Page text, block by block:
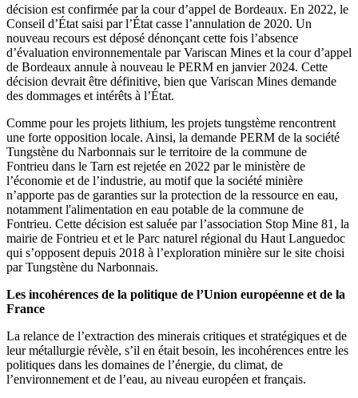
décision est confirmée par la cour d’appel de Bordeaux. En 2022, le
Conseil d’État saisi par l’État casse l’annulation de 2020. Un
nouveau recours est déposé dénonçant cette fois l’absence
d’évaluation environnementale par Variscan Mines et la cour d’appel
de Bordeaux annule à nouveau le PERM en janvier 2024. Cette
décision devrait être définitive, bien que Variscan Mines demande
des dommages et intérêts à l’État.
Comme pour les projets lithium, les projets tungstème rencontrent
une forte opposition locale. Ainsi, la demande PERM de la société
Tungstène du Narbonnais sur le territoire de la commune de
Fontrieu dans le Tarn est rejetée en 2022 par le ministère de
l’économie et de l’industrie, au motif que la société minière
n’apporte pas de garanties sur la protection de la ressource en eau,
notamment l'alimentation en eau potable de la commune de
Fontrieu. Cette décision est saluée par l’association Stop Mine 81, la
mairie de Fontrieu et et le Parc naturel régional du Haut Languedoc
qui s’opposent depuis 2018 à l’exploration minière sur le site choisi
par Tungstène du Narbonnais.
Les incohérences de la politique de l’Union européenne et de la
France
La relance de l’extraction des minerais critiques et stratégiques et de
leur métallurgie révèle, s’il en était besoin, les incohérences entre les
politiques dans les domaines de l’énergie, du climat, de
l’environnement et de l’eau, au niveau européen et français.